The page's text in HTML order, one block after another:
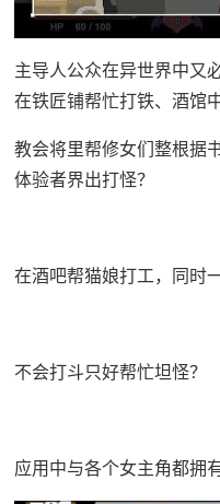
主导人公众在异世界中又
在铁匠铺帮忙打铁、酒馆
教会将里帮修女们整根据
体验者界出打怪？
在酒吧帮猫娘打工，同时
不会打斗只好帮忙坦怪？
应用中与各个女主角都拥